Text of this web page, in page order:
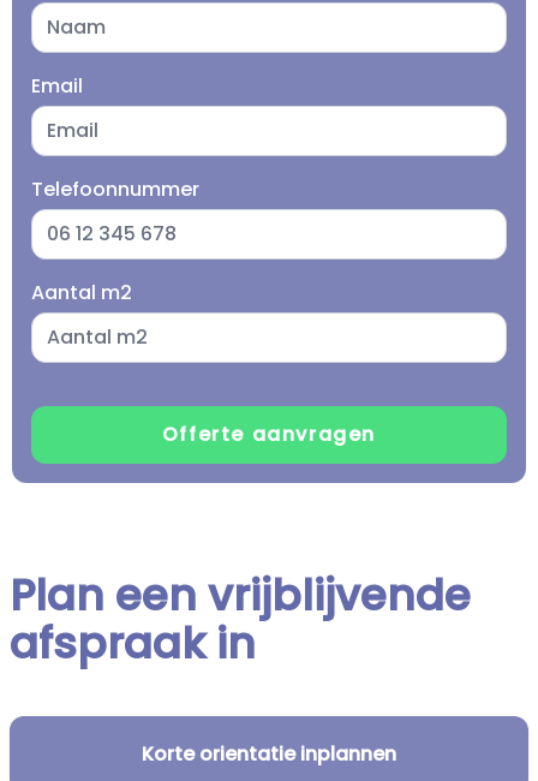
Email
Telefoonnummer
Aantal m2
Plan een vrijblijvende
afspraak in
Korte orientatie inplannen